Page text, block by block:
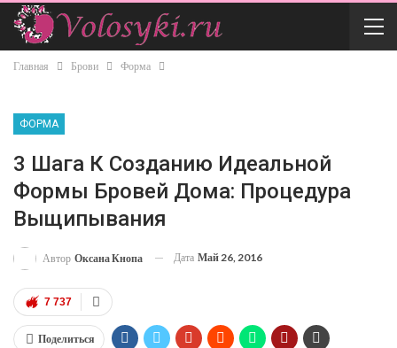
Главная Брови Форма
ФОРМА
3 Шага К Созданию Идеальной
Формы Бровей Дома: Процедура
Выщипывания
Автор Оксана Кнопа Дата Май 26, 2016
7 737
Поделиться